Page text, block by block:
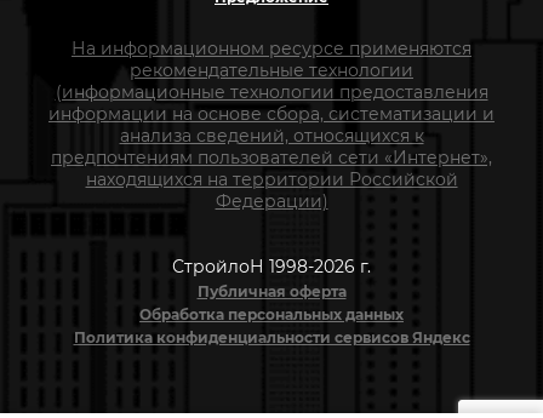
На информационном ресурсе применяются
рекомендательные технологии
(информационные технологии предоставления
информации на основе сбора, систематизации и
анализа сведений, относящихся к
предпочтениям пользователей сети «Интернет»,
находящихся на территории Российской
Федерации)
СтройлоН 1998-2026 г.
Публичная оферта
Обработка персональных данных
Политика конфиденциальности сервисов Яндекс